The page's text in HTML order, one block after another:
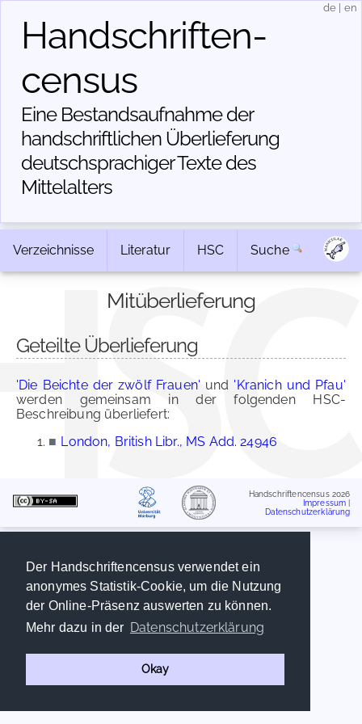
Der Handschriftencensus verwendet ein
anonymes Statistik-Cookie, um die Nutzung
der Online-Präsenz auswerten zu können.
Mehr dazu in der Datenschutzerklärung
Okay
Handschriften­
census
Eine Bestandsaufnahme der
handschriftlichen Über­lieferung
deutschsprachiger Texte des
Mittelalters
de en
Verzeichnisse Literatur HSC Suche
Mitüberlieferung
Geteilte Überlieferung
'Die Beichte der zwölf Frauen' und 'Kranich und Pfau'
werden gemeinsam in der folgenden HSC-
Beschreibung überliefert:
■ London, British Libr., MS Add. 24946
Handschriftencensus 2026
Impressum
Datenschutzerklärung